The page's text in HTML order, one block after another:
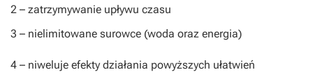
2 – zatrzymywanie upływu czasu
3 – nielimitowane surowce (woda oraz energia)
4 – niweluje efekty działania powyższych ułatwień